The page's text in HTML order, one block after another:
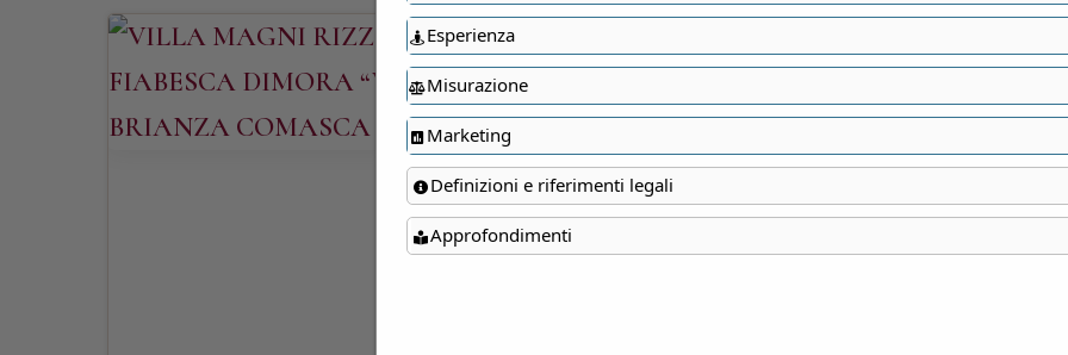
VILLA MAGNI
FIABESCA
Esperienza
Misurazione
Marketing
Definizioni e riferimenti legali
Approfondimenti